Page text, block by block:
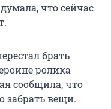
что сейчас
брать
ролика
сообщила, что
забрать вещи.